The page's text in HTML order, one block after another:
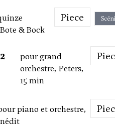
& Bock
Piece
pour grand
orchestre, Peters,
15 min
piano et orchestre,